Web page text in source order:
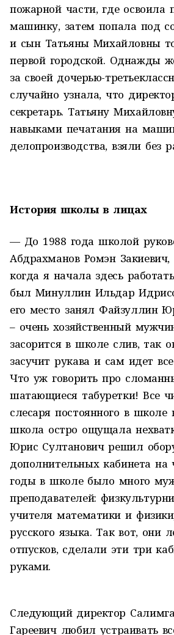
пожарной части, где освоила
машинку, затем попала под
и сын Татьяны Михайловны
первой городской. Однажды
за своей дочерью-
случайно узнала, что
секретарь. Татьяну
навыками печатания на
делопроизводства, взяли без
История школы в лицах
— До 1988 года школой
Абдрахманов Ромэн Закиевич,
когда я начала здесь
был Минуллин Ильдар
его место занял Файзуллин
– очень хозяйственный
засорится в школе слив, так
засучит рукава и сам идет
Что уж говорить про
шатающиеся табуретки! Все
слесаря постоянного в школе
школа остро ощущала
Юрис Султанович решил
дополнительных кабинета на
годы в школе было много
преподавателей:
учителя математики и
русского языка. Так вот, они
отпусков, сделали эти три
руками.
Следующий директор
Гареевич любил устраивать